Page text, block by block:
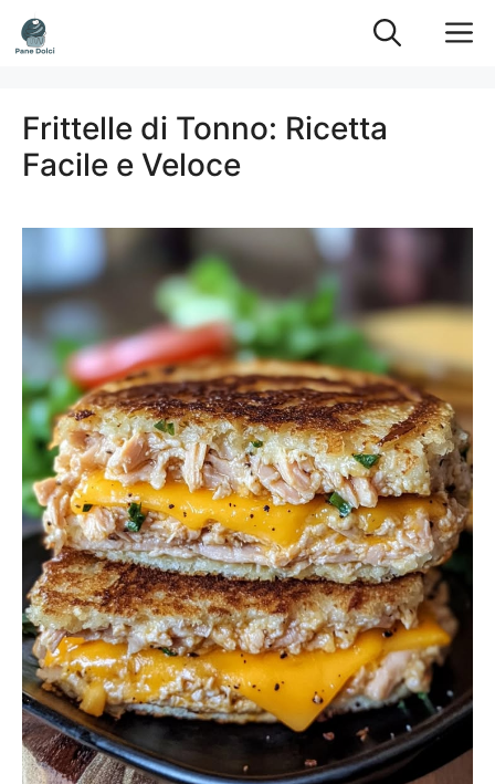
Vai
al
Frittelle di Tonno: Ricetta
Facile e Veloce